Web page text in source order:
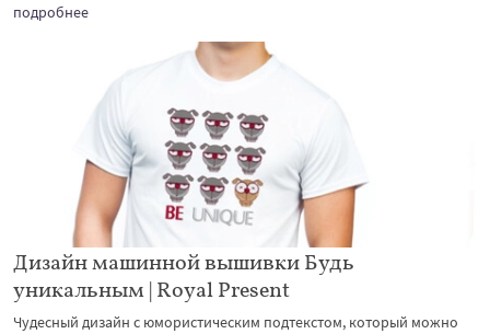
подробнее
Дизайн машинной вышивки Будь
уникальным | Royal Present
Чудесный дизайн с юмористическим подтекстом, который можно